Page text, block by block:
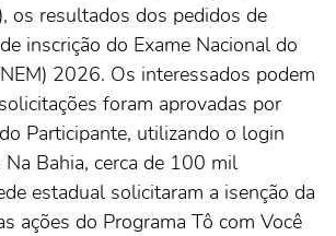
os resultados dos pedidos de
inscrição do Exame Nacional do
2026. Os interessados podem
foram aprovadas por
Participante, utilizando o login
Na Bahia, cerca de 100 mil
estadual solicitaram a isenção da
ações do Programa Tô com Você